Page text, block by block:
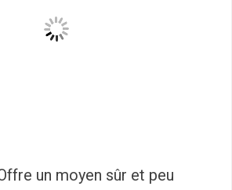
un moyen sûr et peu